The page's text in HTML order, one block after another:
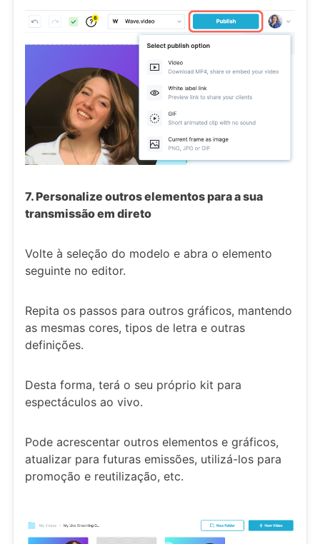
7. Personalize outros elementos para a sua
transmissão em direto
Volte à seleção do modelo e abra o elemento
seguinte no editor.
Repita os passos para outros gráficos, mantendo
as mesmas cores, tipos de letra e outras
definições.
Desta forma, terá o seu próprio kit para
espectáculos ao vivo.
Pode acrescentar outros elementos e gráficos,
atualizar para futuras emissões, utilizá-los para
promoção e reutilização, etc.